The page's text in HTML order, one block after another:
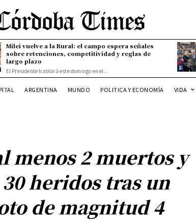
Milei vuelve a la Rural: el campo espera señales
sobre retenciones, competitividad y reglas de
largo plazo
El Presidente hablará este domingo en el...
ARGENTINA MUNDO POLITICA Y ECONOMÍA VIDA
menos 2 muertos y
heridos tras un
de magnitud 4